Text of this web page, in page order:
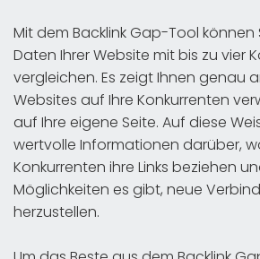
Mit dem Backlink Gap-Tool können
Daten Ihrer Website mit bis zu vier
vergleichen. Es zeigt Ihnen genau
Websites auf Ihre Konkurrenten
auf Ihre eigene Seite. Auf diese
wertvolle Informationen darüber,
Konkurrenten ihre Links beziehen
Möglichkeiten es gibt, neue
herzustellen.